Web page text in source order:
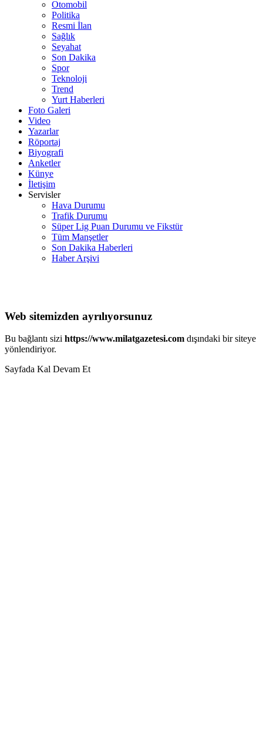
Otomobil
Politika
Resmi İlan
Sağlık
Seyahat
Son Dakika
Spor
Teknoloji
Trend
Yurt Haberleri
Foto Galeri
Video
Yazarlar
Röportaj
Biyografi
Anketler
Künye
İletişim
Servisler
Hava Durumu
Trafik Durumu
Süper Lig Puan Durumu ve Fikstür
Tüm Manşetler
Son Dakika Haberleri
Haber Arşivi
Web sitemizden ayrılıyorsunuz
Bu bağlantı sizi https://www.milatgazetesi.com dışındaki bir siteye
yönlendiriyor.
Sayfada Kal Devam Et